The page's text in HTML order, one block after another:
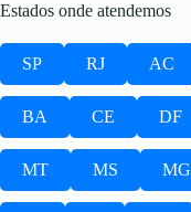
Estados onde atendemos
SP RJ AC
BA CE DF
MT MS MG